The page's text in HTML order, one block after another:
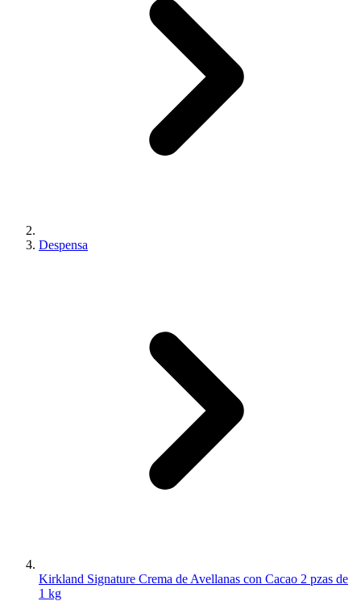
Despensa
Kirkland Signature Crema de Avellanas con Cacao 2 pzas de
1 kg